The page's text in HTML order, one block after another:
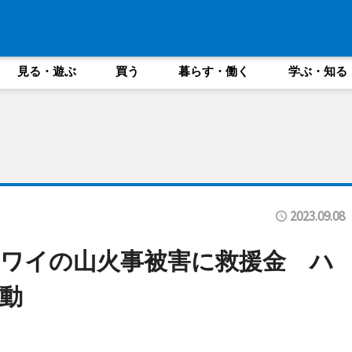
見る・遊ぶ 買う 暮らす・働く 学ぶ・知る
2023.09.08
イの山火事被害に救援金 ハ
動